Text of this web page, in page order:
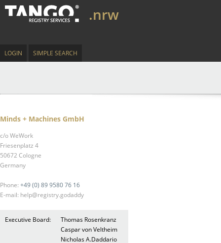
.nrw
LOGIN SIMPLE SEARCH
Minds + Machines GmbH
c/o WeWork
Friesenplatz 4
50672 Cologne
Germany
Phone: +49 (0) 89 9580 76 16
E-mail: help@registry.godaddy
Executive Board:
Thomas Rosenkranz
Caspar von Veltheim
Nicholas A.Daddario